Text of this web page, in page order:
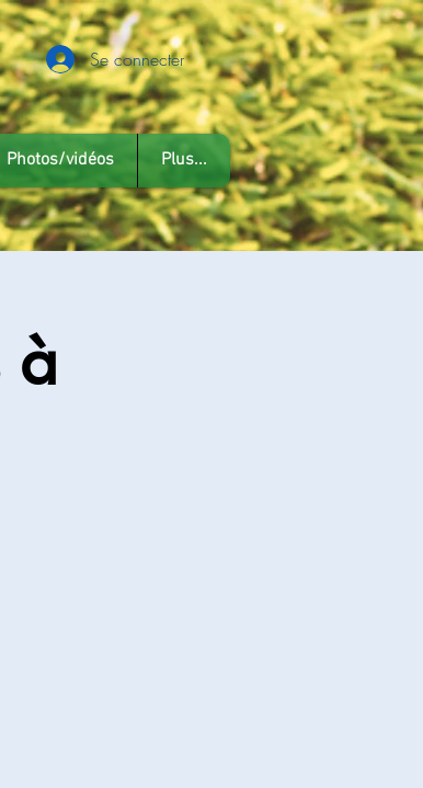
Se connecter
Photos/vidéos Plus...
à